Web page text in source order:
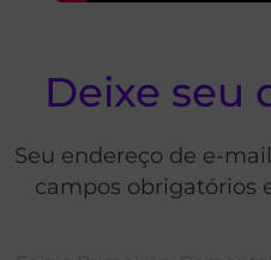
Deixe seu
Seu endereço de e-
campos obrigatórios